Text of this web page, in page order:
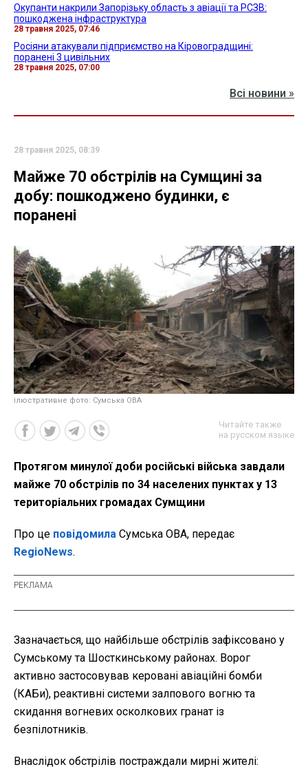
Окупанти накрили Запорізьку область з авіації та РСЗВ:
пошкоджена інфраструктура
28 травня 2025, 07:46
Росіяни атакували підприємство на Кіровоградщині:
поранені 3 цивільних
28 травня 2025, 07:00
Всі новини »
28 травня 2025, 08:39
Майже 70 обстрілів на Сумщині за
добу: пошкоджено будинки, є
поранені
ілюстративне фото: Сумська ОВА
Читайте также
на русском языке
Протягом минулої доби російські війська завдали
майже 70 обстрілів по 34 населених пунктах у 13
територіальних громадах Сумщини
Про це повідомила Сумська ОВА, передає
RegioNews.
Зазначається, що найбільше обстрілів зафіксовано у
Сумському та Шосткинському районах. Ворог
активно застосовував керовані авіаційні бомби
(КАБи), реактивні системи залпового вогню та
скидання вогневих осколкових гранат із
безпілотників.
Внаслідок обстрілів постраждали мирні жителі: